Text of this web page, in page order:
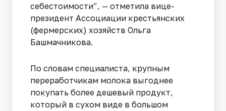
себестоимости”, — отметила вице-
президент Ассоциации крестьянских
(фермерских) хозяйств Ольга
Башмачникова.
По словам специалиста, крупным
переработчикам молока выгоднее
покупать более дешевый продукт,
который в сухом виде в большом